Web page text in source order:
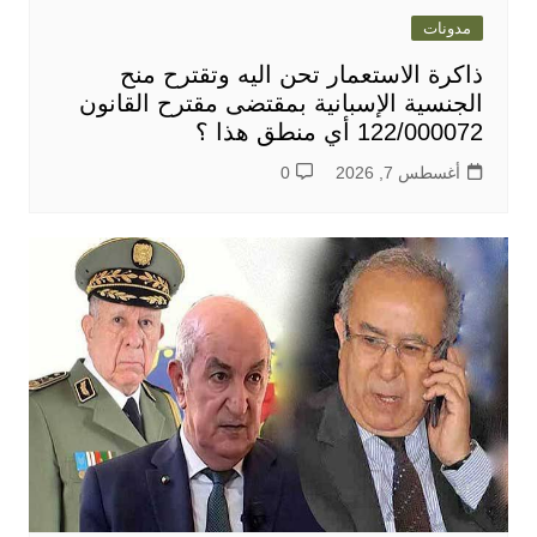
ذاكرة الاستعمار تحن اليه وتقترح منح
الجنسية الإسبانية بمقتضى مقترح القانون
122/000072 أي منطق هذا ؟
أغسطس 7, 2026 0